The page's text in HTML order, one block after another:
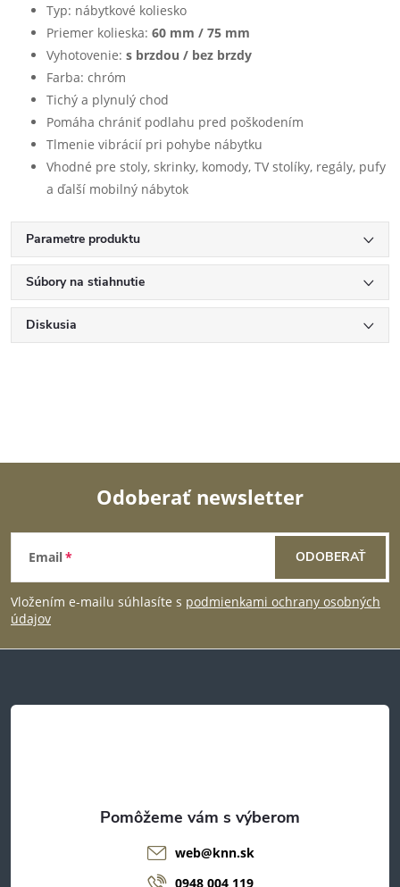
Typ: nábytkové koliesko
Priemer kolieska: 60 mm / 75 mm
Vyhotovenie: s brzdou / bez brzdy
Farba: chróm
Tichý a plynulý chod
Pomáha chrániť podlahu pred poškodením
Tlmenie vibrácií pri pohybe nábytku
Vhodné pre stoly, skrinky, komody, TV stolíky, regály, pufy
a ďalší mobilný nábytok
Parametre produktu
Súbory na stiahnutie
Diskusia
Z
á
p
t
Odoberať newsletter
Email
Vložením e-mailu súhlasíte s podmienkami ochrany osobných
údajov
ODOBERAŤ
web@knn.sk
0948 004 119